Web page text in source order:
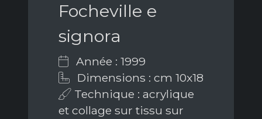
Focheville e
signora
Année : 1999
Dimensions : cm 10x18
Technique : acrylique
et collage sur tissu sur